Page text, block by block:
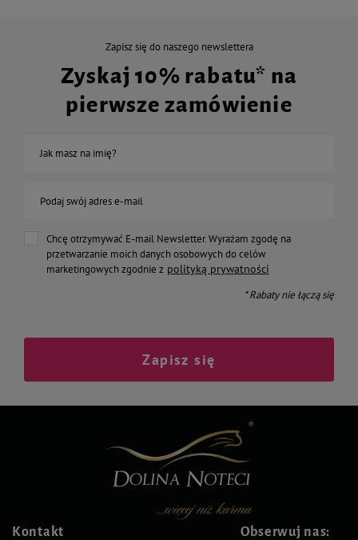
Zapisz się do naszego newslettera
Zyskaj 10% rabatu* na
pierwsze zamówienie
Jak masz na imię?
Podaj swój adres e-mail
Chcę otrzymywać E-mail Newsletter. Wyrażam zgodę na
przetwarzanie moich danych osobowych do celów
marketingowych zgodnie z polityką prywatności
* Rabaty nie łączą się
Zapisz się
Kontakt Obserwuj nas: